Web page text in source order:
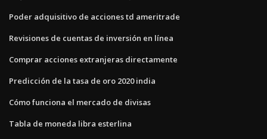
Poder adquisitivo de acciones td ameritrade
Revisiones de cuentas de inversión en línea
Comprar acciones extranjeras directamente
Predicción de la tasa de oro 2020 india
Cómo funciona el mercado de divisas
Tabla de moneda libra esterlina